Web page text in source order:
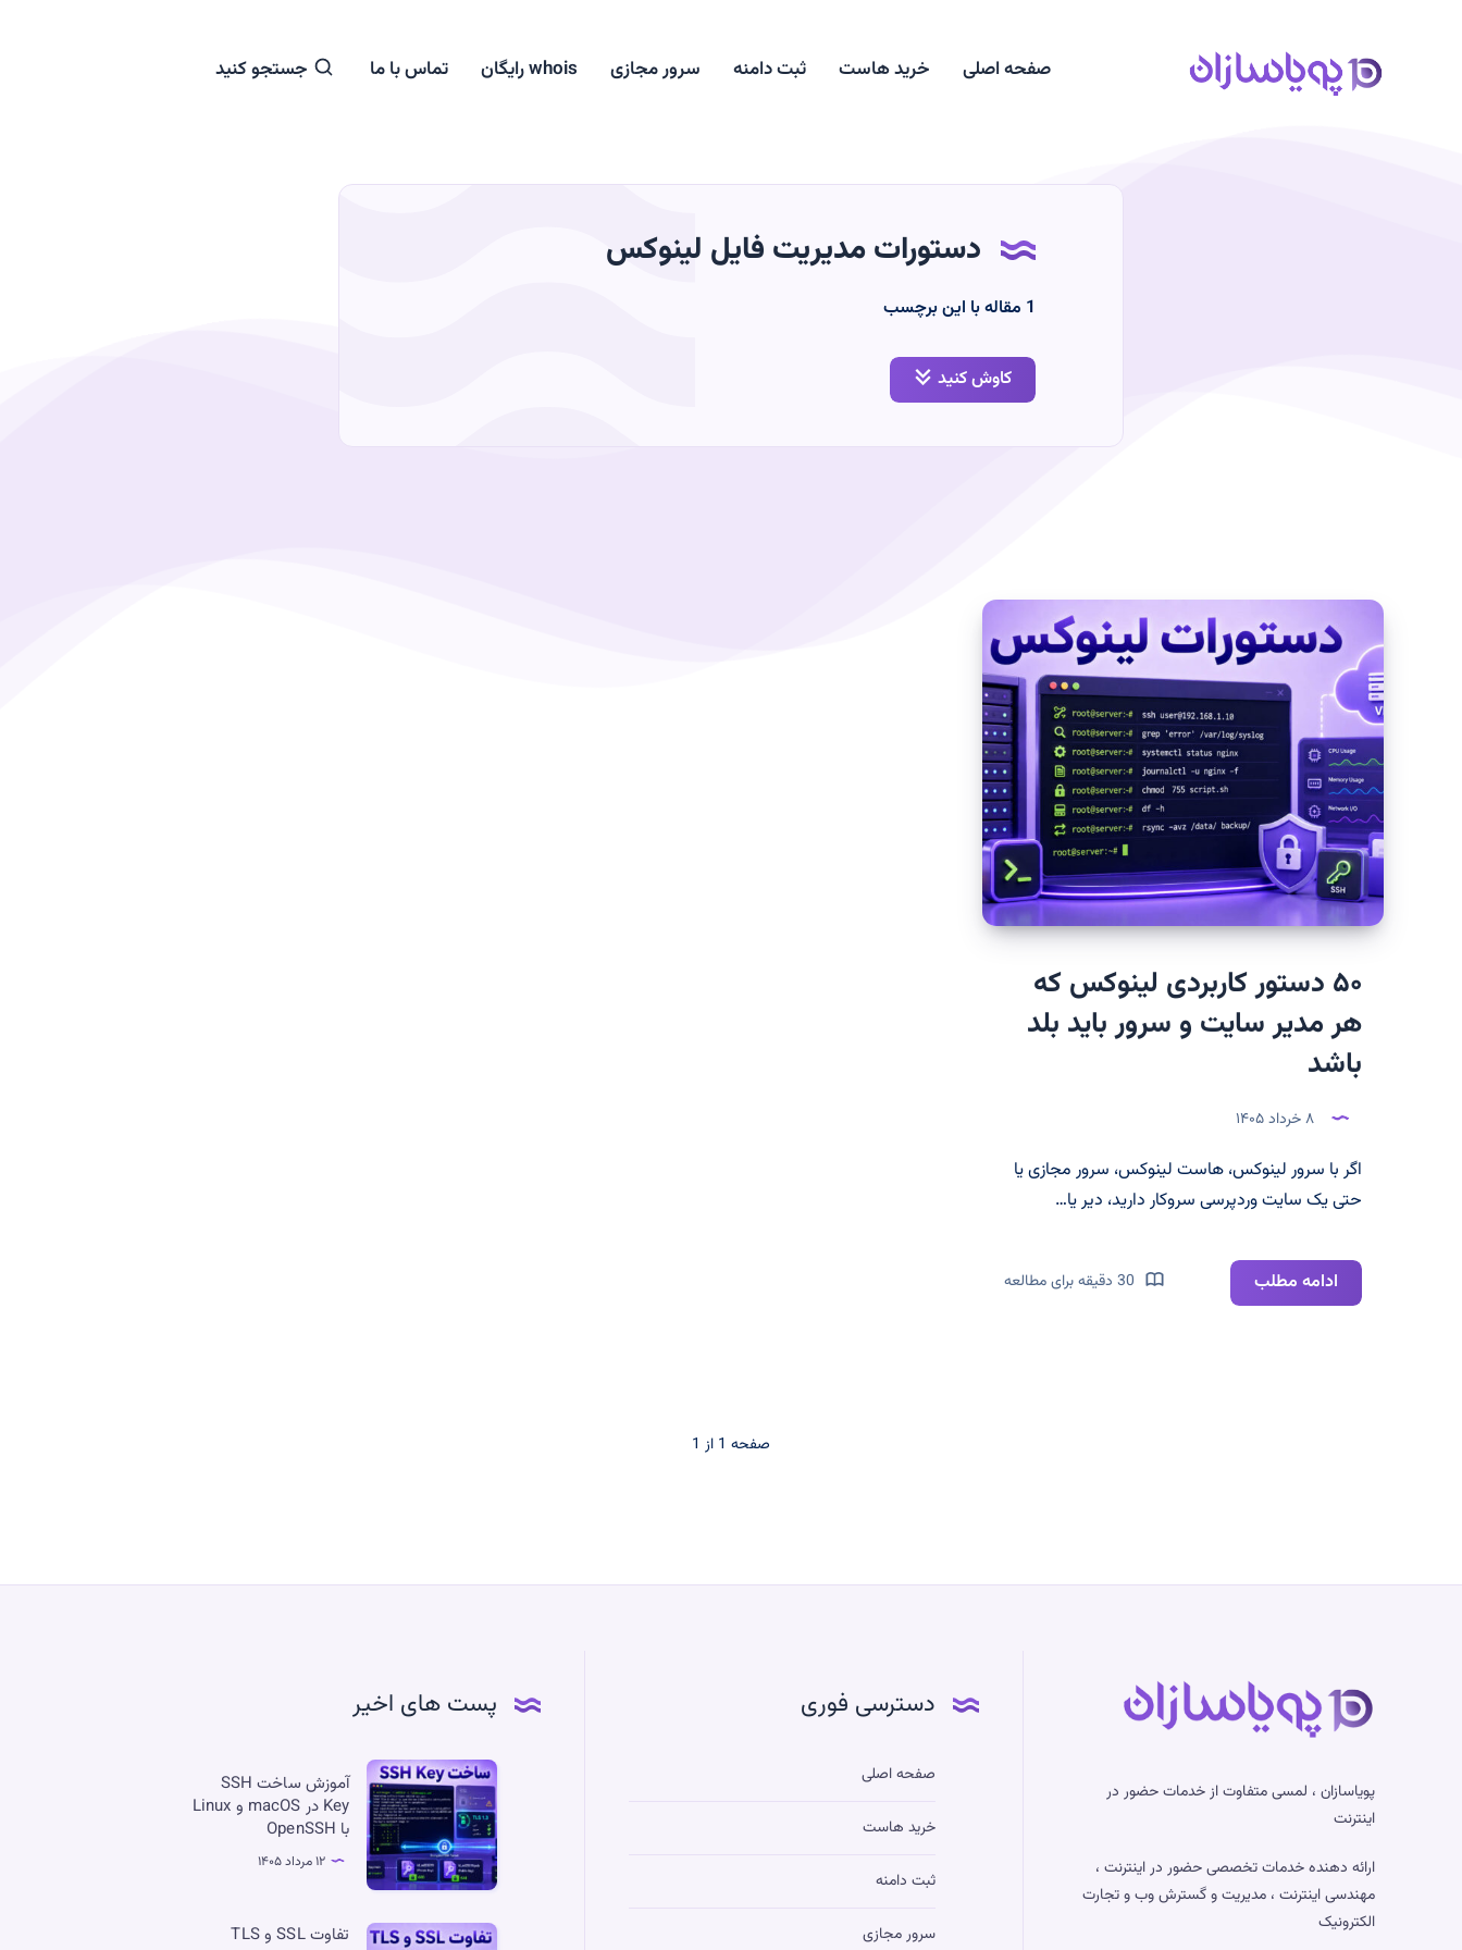
صفحه اصلی خرید هاست ثبت دامنه سرور مجازی whois رایگان تماس با ما جستجو کنید
دستورات مدیریت فایل لینوکس
‫1 مقاله با این برچسب
کاوش کنید
۵۰ دستور کاربردی لینوکس که
هر مدیر سایت و سرور باید بلد
باشد
اگر با سرور لینوکس، هاست لینوکس، سرور مجازی یا
حتی یک سایت وردپرسی سروکار دارید، دیر یا…
ادامه مطلب۵۰
دستور
باید
صفحه 1 از 1
پویاسازان ، لمسی متفاوت از خدمات حضور در
اینترنت
ارائه دهنده خدمات تخصصی حضور در اینترنت ،
مهندسی اینترنت ، مدیریت و گسترش وب و تجارت
الکترونیک
دسترسی فوری
صفحه اصلی
خرید هاست
ثبت دامنه
سرور مجازی
پست های اخیر
آموزش
ساخت
SSH
Key
در
macOS
آموزش ساخت SSH
Key در macOS و Linux
با OpenSSH
۱۲ مرداد ۱۴۰۵
تفاوت
تفاوت SSL و TLS